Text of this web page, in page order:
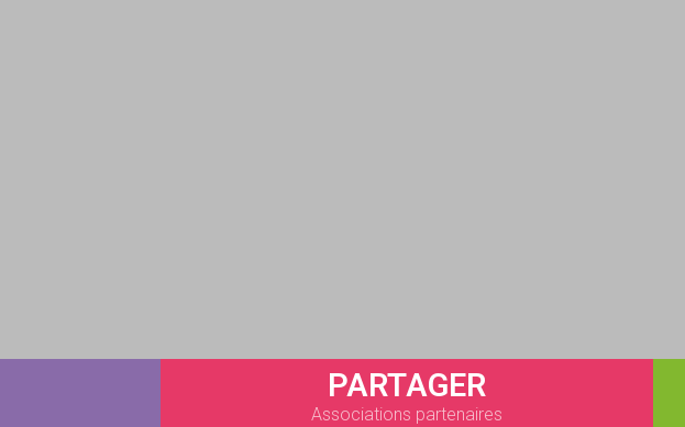
PARTAGER
Associations partenaires